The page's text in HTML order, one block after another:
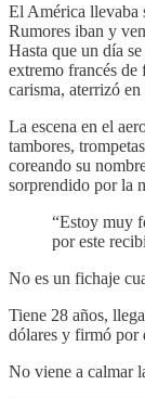
El América llevaba
Rumores iban y
Hasta que un día
extremo francés de
carisma, aterrizó en
La escena en el
tambores,
coreando su
sorprendido por la
“Estoy muy
por este
No es un fichaje
Tiene 28 años,
dólares y firmó por
No viene a calmar